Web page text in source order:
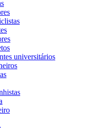
universitários